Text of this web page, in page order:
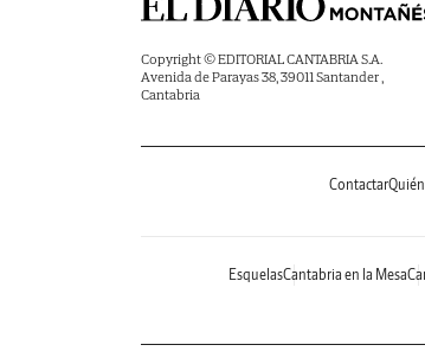
Copyright © EDITORIAL CANTABRIA S.A.
Avenida de Parayas 38, 39011 Santander ,
Cantabria
Contactar
EsquelasCantabria en la Mesa